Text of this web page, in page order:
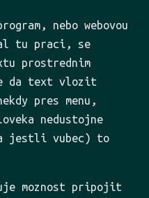
nebo webovou
tu praci, se
prostrednim
da text vlozit
pres menu,
nedustojne
jestli vubec) to
moznost pripojit